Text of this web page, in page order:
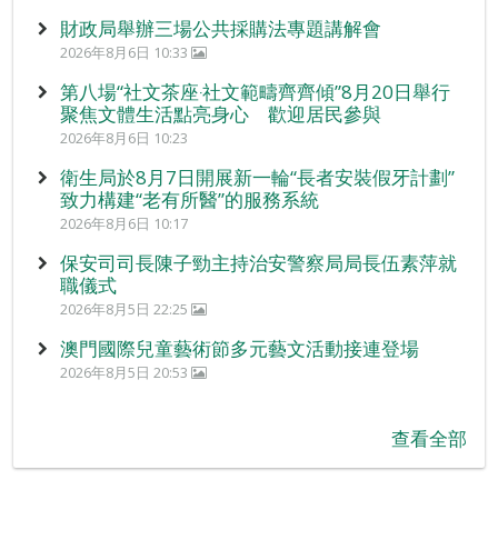
財政局舉辦三場公共採購法專題講解會
2026年8月6日 10:33
第八場“社文茶座‧社文範疇齊齊傾”8月20日舉行
聚焦文體生活點亮身心 歡迎居民參與
2026年8月6日 10:23
衛生局於8月7日開展新一輪“長者安裝假牙計劃”
致力構建“老有所醫”的服務系統
2026年8月6日 10:17
保安司司長陳子勁主持治安警察局局長伍素萍就
職儀式
2026年8月5日 22:25
澳門國際兒童藝術節多元藝文活動接連登場
2026年8月5日 20:53
查看全部